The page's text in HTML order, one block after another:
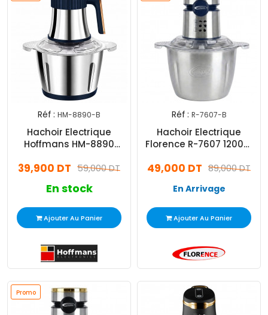
Réf : HM-8890-B
Hachoir Electrique
Hoffmans HM-8890
59,000 DT
39,900 DT
En stock
Ajouter Au Panier
Réf : R-7607-B
Hachoir Electrique
Florence R-7607 1200W
89,000 DT
49,000 DT
En Arrivage
Ajouter Au Panier
Promo